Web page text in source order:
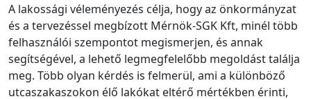
A lakossági véleményezés célja, hogy az önkormányzat
és a tervezéssel megbízott Mérnök-SGK Kft, minél több
felhasználói szempontot megismerjen, és annak
segítségével, a lehető legmegfelelőbb megoldást találja
meg. Több olyan kérdés is felmerül, ami a különböző
utcaszakaszokon élő lakókat eltérő mértékben érinti,